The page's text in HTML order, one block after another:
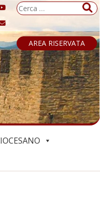
Ricerca
AREA RISERVATA